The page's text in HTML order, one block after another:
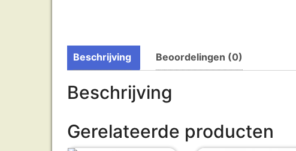
Beschrijving Beoordelingen (0)
Beschrijving
Gerelateerde producten